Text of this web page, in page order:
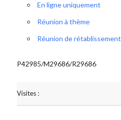
En ligne uniquement
Réunion à thème
Réunion de rétablissement
P42985/M29686/R29686
Visites :